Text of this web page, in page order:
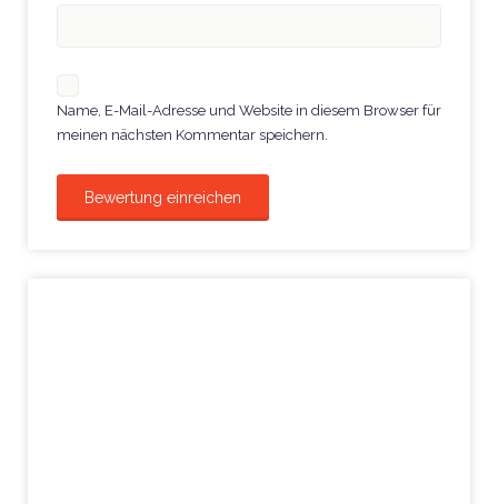
Name, E-Mail-Adresse und Website in diesem Browser für
meinen nächsten Kommentar speichern.